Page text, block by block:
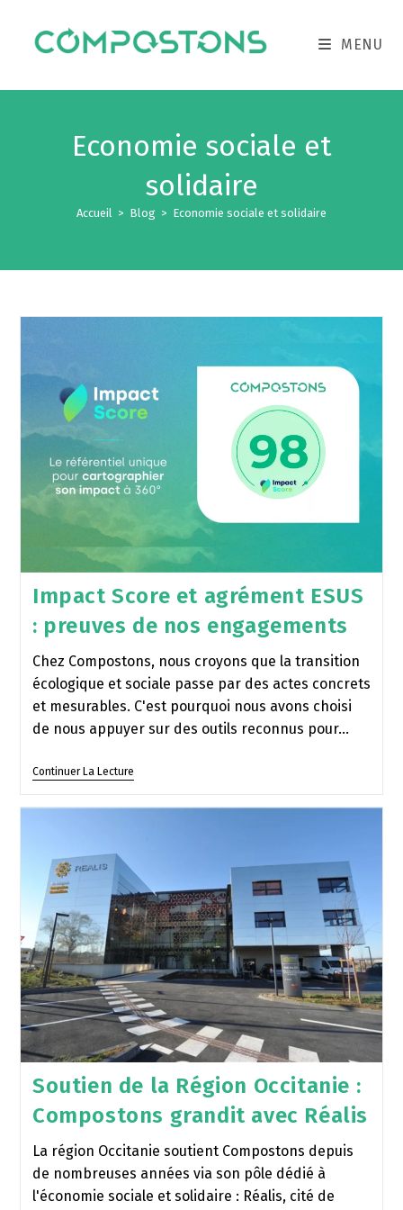
MENU
Economie sociale et
solidaire
Accueil > Blog > Economie sociale et solidaire
Impact Score et agrément ESUS
: preuves de nos engagements
Chez Compostons, nous croyons que la transition
écologique et sociale passe par des actes concrets
et mesurables. C'est pourquoi nous avons choisi
de nous appuyer sur des outils reconnus pour…
Continuer La Lecture
Soutien de la Région Occitanie :
Compostons grandit avec Réalis
La région Occitanie soutient Compostons depuis
de nombreuses années via son pôle dédié à
l'économie sociale et solidaire : Réalis, cité de